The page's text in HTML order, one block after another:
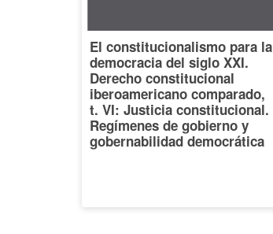
El constitucionalismo para la
democracia del siglo XXI.
Derecho constitucional
iberoamericano comparado,
t. VI: Justicia constitucional.
Regímenes de gobierno y
gobernabilidad democrática